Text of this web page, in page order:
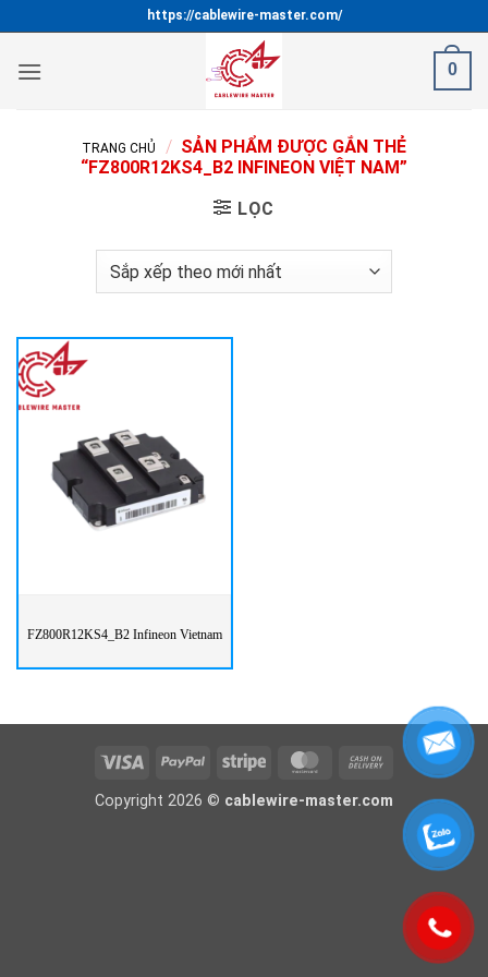
qua
nội
https://cablewire-master.com/
0
TRANG CHỦ / SẢN PHẨM ĐƯỢC GẮN THẺ
“FZ800R12KS4_B2 INFINEON VIỆT NAM”
LỌC
FZ800R12KS4_B2 Infineon Vietnam
Visa PayPal Stripe MasterCardCash
Delivery
Copyright 2026 © cablewire-master.com